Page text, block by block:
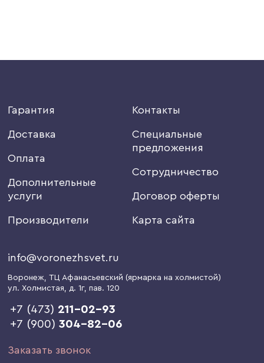
Гарантия
Доставка
Оплата
Дополнительные
услуги
Производители
Контакты
Специальные
предложения
Сотрудничество
Договор оферты
Карта сайта
info@voronezhsvet.ru
Воронеж, ТЦ Афанасьевский (ярмарка на холмистой)
ул. Холмистая, д. 1г, пав. 120
+7 (473) 211-02-93
+7 (900)304-82-06
Заказать звонок